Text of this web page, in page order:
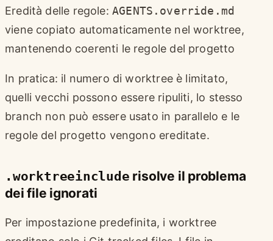
Eredità delle regole: AGENTS.override.md
viene copiato automaticamente nel worktree,
mantenendo coerenti le regole del progetto
In pratica: il numero di worktree è limitato,
quelli vecchi possono essere ripuliti, lo stesso
branch non può essere usato in parallelo e le
regole del progetto vengono ereditate.
.worktreeinclude risolve il problema
dei file ignorati
Per impostazione predefinita, i worktree